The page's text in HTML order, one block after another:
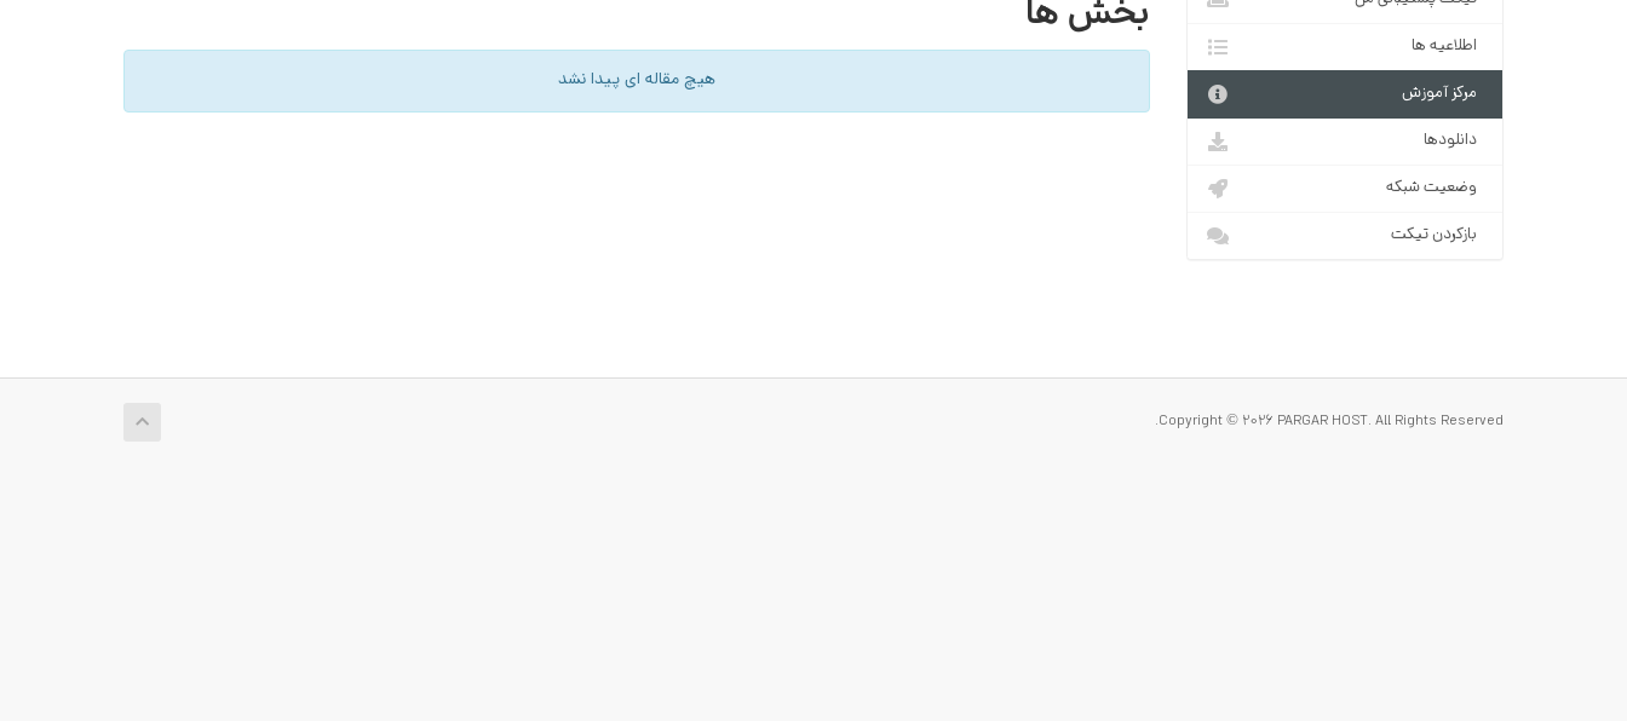
بخش ها
هیچ مقاله ای پیدا نشد
اطلاعیه ها
مرکز آموزش
دانلودها
وضعیت شبکه
بازکردن تیکت
Copyright © 2026 PARGAR HOST. All Rights Reserved.